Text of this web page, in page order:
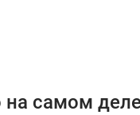
на самом